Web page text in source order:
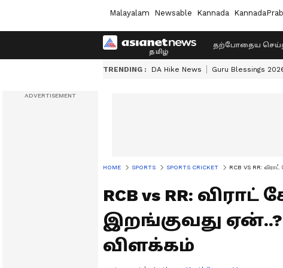
Malayalam Newsable Kannada
தற்போதைய
TRENDING : DA Hike News Guru Blessings
HOME SPORTS SPORTS CRICKET RCB VS RR:
RCB vs RR:
இறங்குவது
விளக்கம்